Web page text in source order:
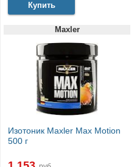
Купить
Maxler
Изотоник Maxler Max Motion
500 г